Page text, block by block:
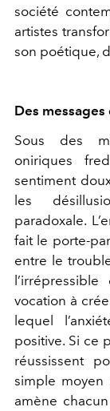
société
artistes
son poétique,
Des messages
Sous des
oniriques
sentiment
les
paradoxale.
fait le porte-
entre le
vocation à
lequel
positive. Si ce
réussissent
simple
amène